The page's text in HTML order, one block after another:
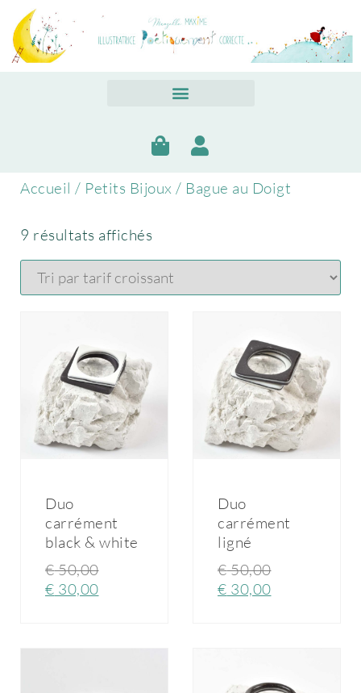
Accueil / Petits Bijoux / Bague au Doigt
9 résultats affichés
Duo
carrément
black & white
€50,00
€ 30,00
Duo
carrément
ligné
€50,00
€ 30,00